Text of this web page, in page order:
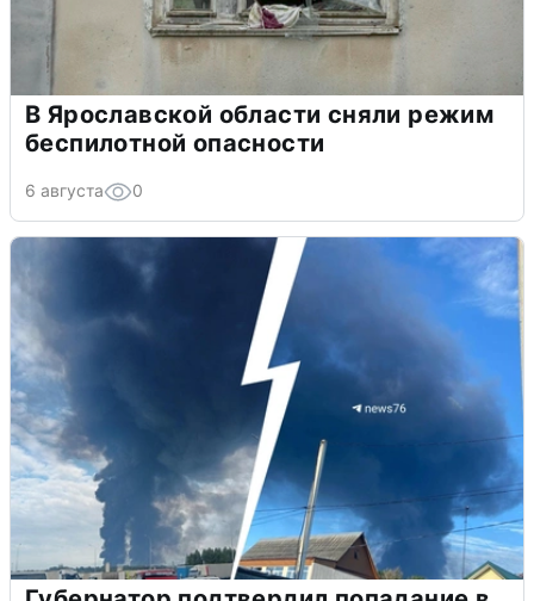
В Ярославской области сняли режим
беспилотной опасности
6 августа 0